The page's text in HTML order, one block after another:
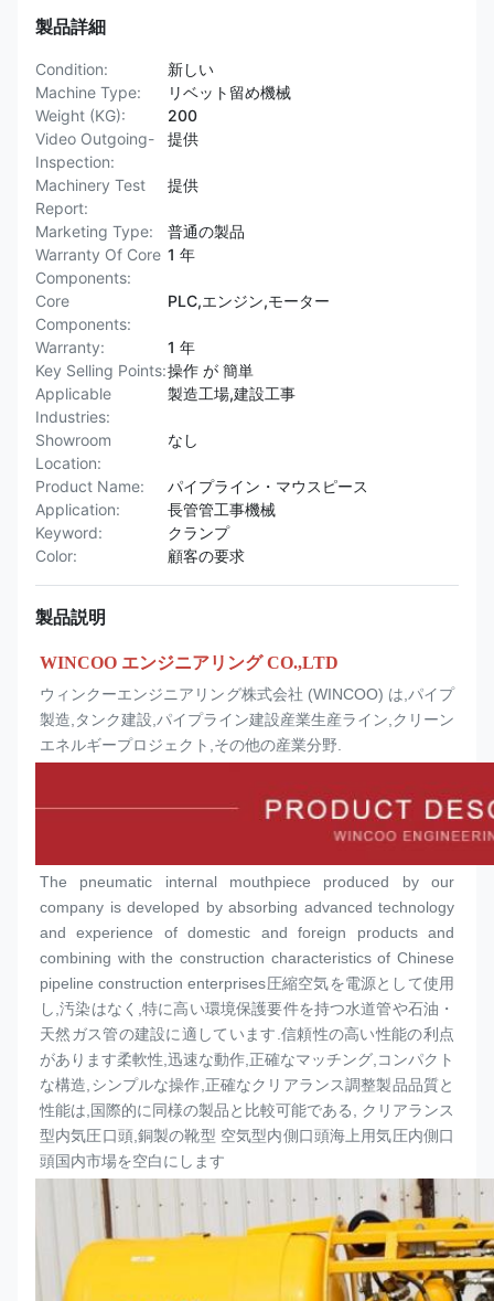
製品詳細
Condition:
新しい
Machine Type:
リベット留め機械
Weight (KG):
200
Video Outgoing-
Inspection:
提供
Machinery Test
Report:
提供
Marketing Type:
普通の製品
Warranty Of Core
Components:
1 年
Core
Components:
PLC,エンジン,モーター
Warranty:
1 年
Key Selling Points:操作 が 簡単
Applicable
Industries:
製造工場,建設工事
Showroom
Location:
なし
Product Name:
パイプライン・マウスピース
Application:
長管管工事機械
Keyword:
クランプ
Color:
顧客の要求
製品説明
WINCOO エンジニアリング CO.,LTD
ウィンクーエンジニアリング株式会社 (WINCOO) は,パイプ
製造,タンク建設,パイプライン建設産業生産ライン,クリーン
エネルギープロジェクト,その他の産業分野.
The pneumatic internal mouthpiece produced by our
company is developed by absorbing advanced technology
and experience of domestic and foreign products and
combining with the construction characteristics of Chinese
pipeline construction enterprises圧縮空気を電源として使用
し,汚染はなく,特に高い環境保護要件を持つ水道管や石油・
天然ガス管の建設に適しています.信頼性の高い性能の利点
があります柔軟性,迅速な動作,正確なマッチング,コンパクト
な構造,シンプルな操作,正確なクリアランス調整製品品質と
性能は,国際的に同様の製品と比較可能である, クリアランス
型内気圧口頭,銅製の靴型 空気型内側口頭海上用気圧内側口
頭国内市場を空白にします